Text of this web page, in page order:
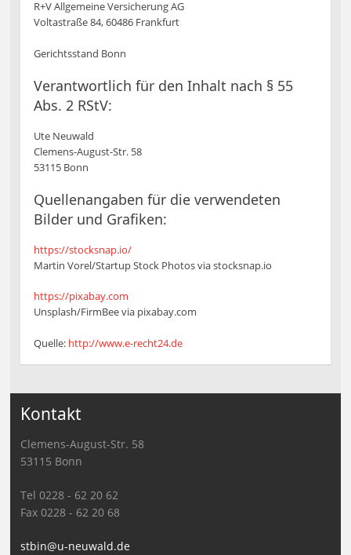
R+V Allgemeine Versicherung AG
Voltastraße 84, 60486 Frankfurt
Gerichtsstand Bonn
Verantwortlich für den Inhalt nach § 55
Abs. 2 RStV:
Ute Neuwald
Clemens-August-Str. 58
53115 Bonn
Quellenangaben für die verwendeten
Bilder und Grafiken:
https://stocksnap.io/
Martin Vorel/Startup Stock Photos via stocksnap.io
https://pixabay.com
Unsplash/FirmBee via pixabay.com
Quelle: http://www.e-recht24.de
Kontakt
Clemens-August-Str. 58
53115 Bonn
Tel 0228 - 62 20 62
Fax 0228 - 62 20 68
stbin@u-neuwald.de